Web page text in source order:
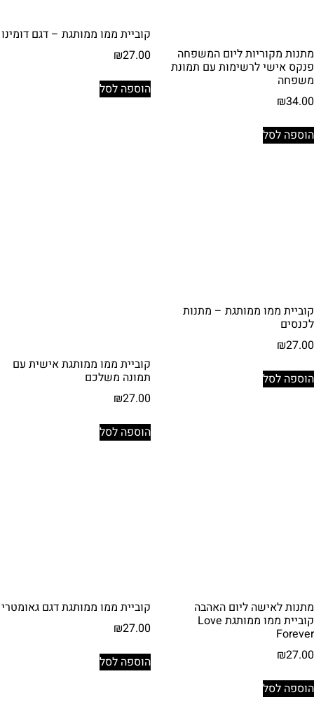
מתנות מקוריות ליום המשפחה
פנקס אישי לרשימות עם תמונת
משפחה
₪34.00
הוספה לסל
קוביית ממו ממותגת – דגם דומינו
₪27.00
הוספה לסל
קוביית ממו ממותגת – מתנות
לכנסים
₪27.00
הוספה לסל
קוביית ממו ממותגת אישית עם
תמונה משלכם
₪27.00
הוספה לסל
מתנות לאישה ליום האהבה
קוביית ממו ממותגת Love
Forever
₪27.00
הוספה לסל
קוביית ממו ממותגת דגם גאומטרי
₪27.00
הוספה לסל